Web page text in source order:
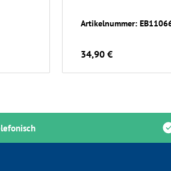
Artikelnummer:
34,90 €